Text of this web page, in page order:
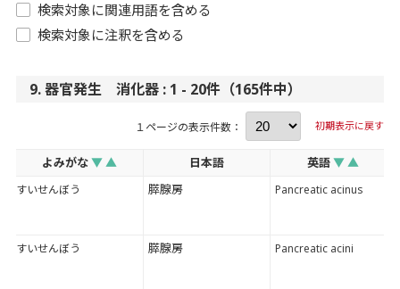
検索対象に関連用語を含める
検索対象に注釈を含める
9. 器官発生 消化器 : 1 - 20件（165件中）
１ページの表示件数： 初期表示に戻す
よみがな▼ ▲ 日本語 英語▼ ▲
すいせんぼう 膵腺房 Pancreatic acinus
すいせんぼう 膵腺房 Pancreatic acini